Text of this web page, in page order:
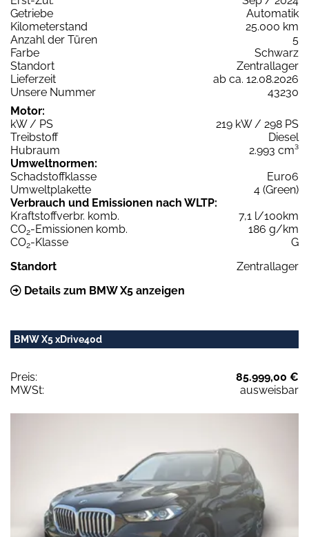
Getriebe
Automatik
Kilometerstand
25.000 km
Anzahl der Türen
5
Farbe
Schwarz
Standort
Zentrallager
Lieferzeit
ab ca. 12.08.2026
Unsere Nummer
43230
Motor:
kW / PS
219 kW / 298 PS
Treibstoff
Diesel
Hubraum
2.993 cm³
Umweltnormen:
Schadstoffklasse
Euro6
Umweltplakette
4 (Green)
Verbrauch und Emissionen nach WLTP:
Kraftstoffverbr. komb.
7,1 l/100km
CO2-Emissionen komb.
186 g/km
CO2-Klasse
G
Standort
Zentrallager
Details zum BMW X5 anzeigen
BMW X5 xDrive40d
Preis:
85.999,00 €
MWSt:
ausweisbar